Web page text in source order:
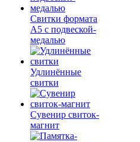
Свитки формата
А5 с подвеской-
медалью
Удлинённые
свитки
Сувенир свиток-
магнит